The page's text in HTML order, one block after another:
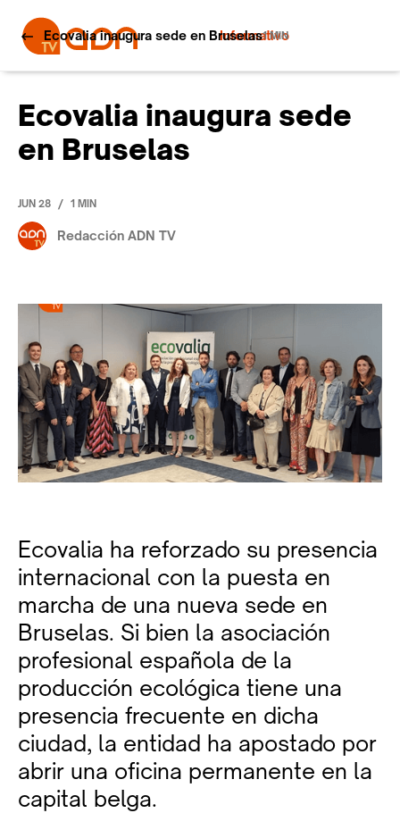
Informativo
Ecovalia inaugura sede en Bruselas1 MIN
Ecovalia inaugura sede
en Bruselas
JUN 28 / 1 MIN
Redacción ADN TV
Ecovalia ha reforzado su presencia
internacional con la puesta en
marcha de una nueva sede en
Bruselas. Si bien la asociación
profesional española de la
producción ecológica tiene una
presencia frecuente en dicha
ciudad, la entidad ha apostado por
abrir una oficina permanente en la
capital belga.